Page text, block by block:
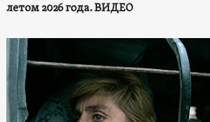
летом 2026 года. ВИДЕО